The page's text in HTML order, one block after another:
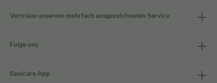
Vertraue unserem mehrfach ausgezeichneten Service
Folge uns
Sanicare App